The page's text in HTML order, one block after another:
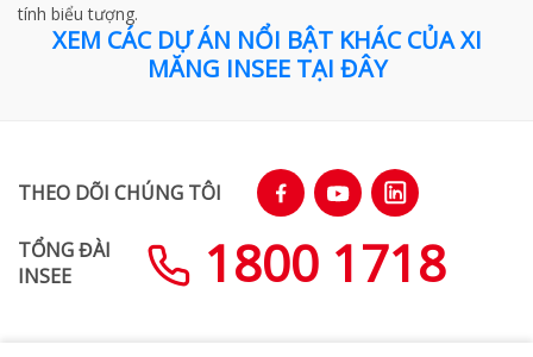
tính biểu tượng.
XEM CÁC DỰ ÁN NỔI BẬT KHÁC CỦA XI
MĂNG INSEE TẠI ĐÂY
THEO DÕI CHÚNG TÔI
TỔNG ĐÀI
INSEE
1800 1718